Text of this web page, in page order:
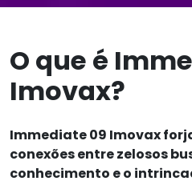
O que é
Imovax?
Immediate 09 Imovax
conexões entre zelosos
conhecimento e o